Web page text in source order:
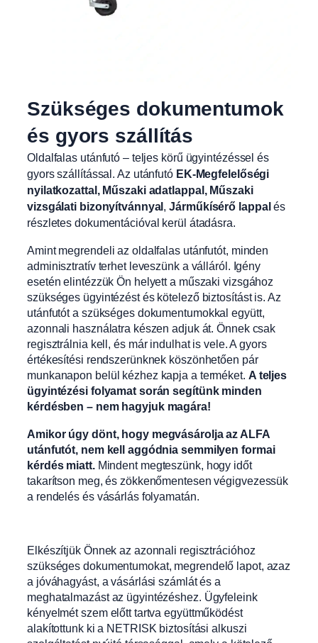
Szükséges dokumentumok
és gyors szállítás
Oldalfalas utánfutó – teljes körű ügyintézéssel és
gyors szállítással. Az utánfutó EK-Megfelelőségi
nyilatkozattal, Műszaki adatlappal, Műszaki
vizsgálati bizonyítvánnyal ,Járműkísérő lappal és
részletes dokumentációval kerül átadásra.
Amint megrendeli az oldalfalas utánfutót, minden
adminisztratív terhet leveszünk a válláról. Igény
esetén elintézzük Ön helyett a műszaki vizsgához
szükséges ügyintézést és kötelező biztosítást is. Az
utánfutót a szükséges dokumentumokkal együtt,
azonnali használatra készen adjuk át. Önnek csak
regisztrálnia kell, és már indulhat is vele. A gyors
értékesítési rendszerünknek köszönhetően pár
munkanapon belül kézhez kapja a terméket. A teljes
ügyintézési folyamat során segítünk minden
kérdésben – nem hagyjuk magára!
Amikor úgy dönt, hogy megvásárolja az ALFA
utánfutót, nem kell aggódnia semmilyen formai
kérdés miatt. Mindent megteszünk, hogy időt
takarítson meg, és zökkenőmentesen végigvezessük
a rendelés és vásárlás folyamatán.
Elkészítjük Önnek az azonnali regisztrációhoz
szükséges dokumentumokat, megrendelő lapot, azaz
a jóváhagyást, a vásárlási számlát és a
meghatalmazást az ügyintézéshez. Ügyfeleink
kényelmét szem előtt tartva együttműködést
alakítottunk ki a NETRISK biztosítási alkuszi